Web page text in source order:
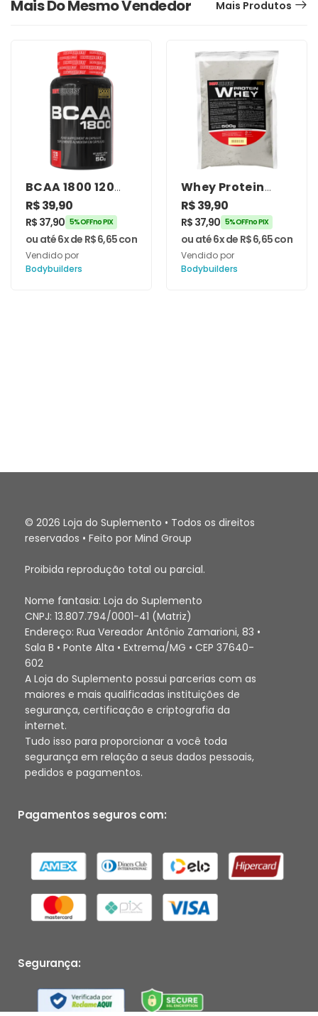
Mais Do Mesmo Vendedor Mais Produtos
BCAA 1800 120
Cápsulas –
Bodybuilders
R$39,90
R$ 37,90 5% OFF no PIX
ou até 6x de R$6,65com juros
Vendido por
Bodybuilders
Whey Protein
500g –
Bodybuilders
R$39,90
R$ 37,90 5% OFF no PIX
ou até 6x de R$6,65com
Vendido por
Bodybuilders
© 2026 Loja do Suplemento • Todos os direitos
reservados • Feito por Mind Group
Proibida reprodução total ou parcial.
Nome fantasia: Loja do Suplemento
CNPJ: 13.807.794/0001-41 (Matriz)
Endereço: Rua Vereador Antônio Zamarioni, 83 •
Sala B • Ponte Alta • Extrema/MG • CEP 37640-
602
A Loja do Suplemento possui parcerias com as
maiores e mais qualificadas instituições de
segurança, certificação e criptografia da
internet.
Tudo isso para proporcionar a você toda
segurança em relação a seus dados pessoais,
pedidos e pagamentos.
Pagamentos seguros com:
Segurança: